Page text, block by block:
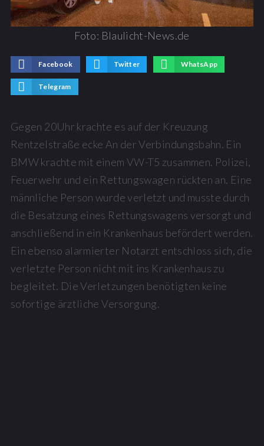
Foto: Blaulicht-News.de
Facebook Twitter WhatsApp
Telegram
Gegen 20Uhr krachte es auf der Kreuzung
Rentzelstraße ecke An der Verbindungsbahn. Ein
BMW krachte mit einem VW-T5 zusammen. Polizei,
Feuerwehr und ein Rettungswagen rückten an. Eine
männliche Person wurde verletzt und musste durch
die Besatzung eines Rettungswagens versorgt und
anschließend in ein Krankenhaus befördert werden.
Ein ebenso alarmierter Notarzt entschloss sich, die
verletzte Person nicht mit ins Krankenhaus zu
begleitet. Die Verletzungen benötigten keine
sofortige ärztliche Versorgung.